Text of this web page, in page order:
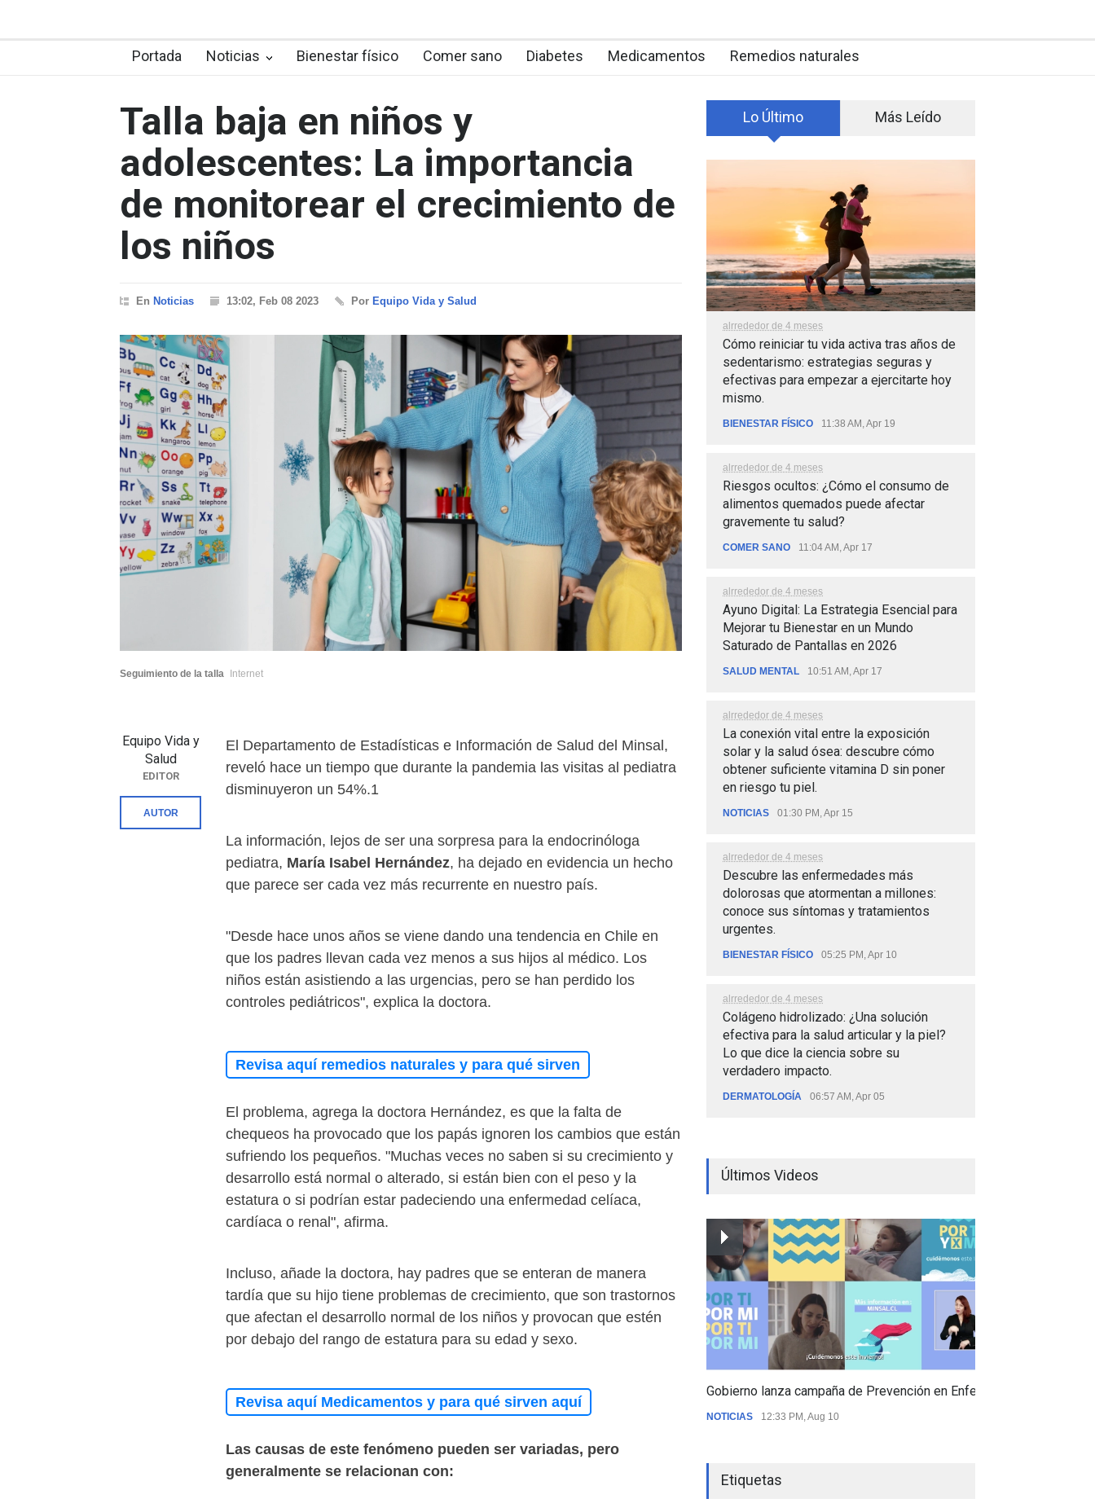
Portada Noticias Bienestar físico Comer sano Diabetes Medicamentos Remedios naturales
Talla baja en niños y
adolescentes: La importancia
de monitorear el crecimiento de
los niños
En Noticias 13:02, Feb 08 2023 Por Equipo Vida y Salud
Seguimiento de la talla Internet
El Departamento de Estadísticas e Información de Salud del Minsal,
reveló hace un tiempo que durante la pandemia las visitas al pediatra
disminuyeron un 54%.1
La información, lejos de ser una sorpresa para la endocrinóloga
pediatra, María Isabel Hernández, ha dejado en evidencia un hecho
que parece ser cada vez más recurrente en nuestro país.
"Desde hace unos años se viene dando una tendencia en Chile en
que los padres llevan cada vez menos a sus hijos al médico. Los
niños están asistiendo a las urgencias, pero se han perdido los
controles pediátricos", explica la doctora.
Revisa aquí remedios naturales y para qué sirven
El problema, agrega la doctora Hernández, es que la falta de
chequeos ha provocado que los papás ignoren los cambios que están
sufriendo los pequeños. "Muchas veces no saben si su crecimiento y
desarrollo está normal o alterado, si están bien con el peso y la
estatura o si podrían estar padeciendo una enfermedad celíaca,
cardíaca o renal", afirma.
Incluso, añade la doctora, hay padres que se enteran de manera
tardía que su hijo tiene problemas de crecimiento, que son trastornos
que afectan el desarrollo normal de los niños y provocan que estén
por debajo del rango de estatura para su edad y sexo.
Revisa aquí Medicamentos y para qué sirven aquí
Las causas de este fenómeno pueden ser variadas, pero
generalmente se relacionan con:
Equipo Vida y
Salud
EDITOR
AUTOR
Lo Último Más Leído
alrrededor de 4 meses
Cómo reiniciar tu vida activa tras años de
sedentarismo: estrategias seguras y
efectivas para empezar a ejercitarte hoy
mismo.
BIENESTAR FÍSICO 11:38 AM, Apr 19
alrrededor de 4 meses
Riesgos ocultos: ¿Cómo el consumo de
alimentos quemados puede afectar
gravemente tu salud?
COMER SANO 11:04 AM, Apr 17
alrrededor de 4 meses
Ayuno Digital: La Estrategia Esencial para
Mejorar tu Bienestar en un Mundo
Saturado de Pantallas en 2026
SALUD MENTAL 10:51 AM, Apr 17
alrrededor de 4 meses
La conexión vital entre la exposición
solar y la salud ósea: descubre cómo
obtener suficiente vitamina D sin poner
en riesgo tu piel.
NOTICIAS 01:30 PM, Apr 15
alrrededor de 4 meses
Descubre las enfermedades más
dolorosas que atormentan a millones:
conoce sus síntomas y tratamientos
urgentes.
BIENESTAR FÍSICO 05:25 PM, Apr 10
alrrededor de 4 meses
Colágeno hidrolizado: ¿Una solución
efectiva para la salud articular y la piel?
Lo que dice la ciencia sobre su
verdadero impacto.
DERMATOLOGÍA 06:57 AM, Apr 05
Últimos Videos
Gobierno lanza campaña de Prevención en Enfermedades
NOTICIAS 12:33 PM, Aug 10
Etiquetas